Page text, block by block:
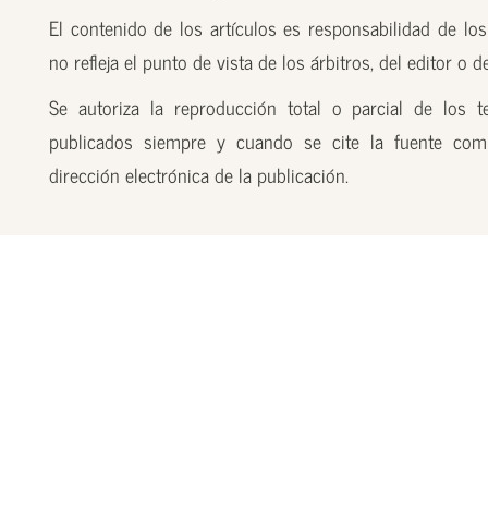
El contenido de los artículos es responsabilidad de
no refleja el punto de vista de los árbitros, del editor o
Se autoriza la reproducción total o parcial de los
publicados siempre y cuando se cite la fuente
dirección electrónica de la publicación.